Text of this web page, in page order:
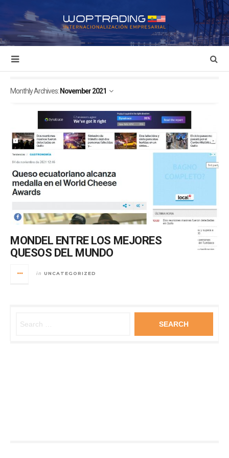
Monthly Archives:November 2021
MONDEL ENTRE LOS MEJORES
QUESOS DEL MUNDO
in UNCATEGORIZED